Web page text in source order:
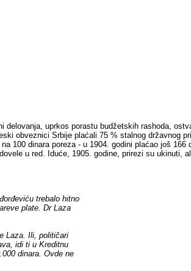
uprkos porastu budžetskih rashoda,
obveznici Srbije plaćali 75 % stalnog državnog
dinara poreza - u 1904. godini plaćao još
u red. Iduće, 1905. godine, prirezi su
trebalo hitno
plate. Dr Laza
Laza. Ili, političari
idi ti u Kreditnu
dinara. Ovde ne